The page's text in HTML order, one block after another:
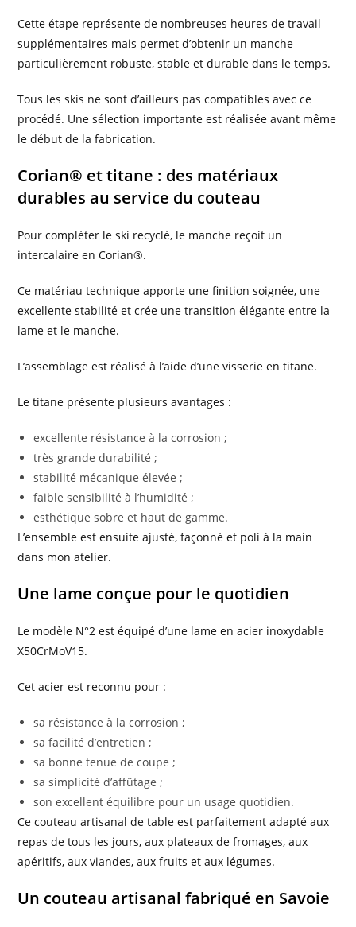
Cette étape représente de nombreuses heures de travail
supplémentaires mais permet d’obtenir un manche
particulièrement robuste, stable et durable dans le temps.
Tous les skis ne sont d’ailleurs pas compatibles avec ce
procédé. Une sélection importante est réalisée avant même
le début de la fabrication.
Corian® et titane : des matériaux
durables au service du couteau
Pour compléter le ski recyclé, le manche reçoit un
intercalaire en Corian®.
Ce matériau technique apporte une finition soignée, une
excellente stabilité et crée une transition élégante entre la
lame et le manche.
L’assemblage est réalisé à l’aide d’une visserie en titane.
Le titane présente plusieurs avantages :
excellente résistance à la corrosion ;
très grande durabilité ;
stabilité mécanique élevée ;
faible sensibilité à l’humidité ;
esthétique sobre et haut de gamme.
L’ensemble est ensuite ajusté, façonné et poli à la main
dans mon atelier.
Une lame conçue pour le quotidien
Le modèle N°2 est équipé d’une lame en acier inoxydable
X50CrMoV15.
Cet acier est reconnu pour :
sa résistance à la corrosion ;
sa facilité d’entretien ;
sa bonne tenue de coupe ;
sa simplicité d’affûtage ;
son excellent équilibre pour un usage quotidien.
Ce couteau artisanal de table est parfaitement adapté aux
repas de tous les jours, aux plateaux de fromages, aux
apéritifs, aux viandes, aux fruits et aux légumes.
Un couteau artisanal fabriqué en Savoie